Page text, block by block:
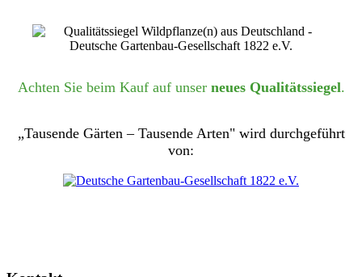
Achten Sie beim Kauf auf unser neues Qualitätssiegel.
„Tausende Gärten – Tausende Arten" wird durchgeführt
von: